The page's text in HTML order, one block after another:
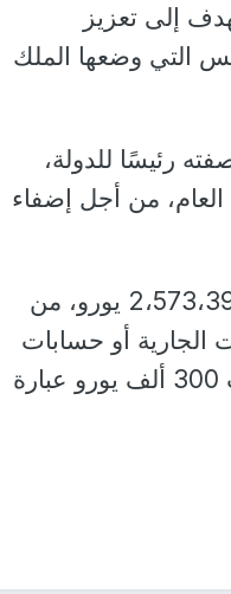
إلى تعزيز
التي وضعها الملك
رئيسًا للدولة،
العام، من أجل إضفاء
ووفق البيان، يملك العاهل الإسباني "أصولًا شخصية تبلغ 2،573،392 يورو، من
الحسابات الجارية أو حسابات
التوفير وقيم المشاركة في الصندوق، في حين أن ما يقارب 300 ألف يورو عبارة